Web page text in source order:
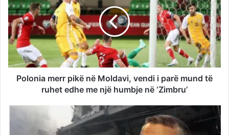
Polonia merr pikë në Moldavi, vendi i parë mund të
ruhet edhe me një humbje në ‘Zimbru’